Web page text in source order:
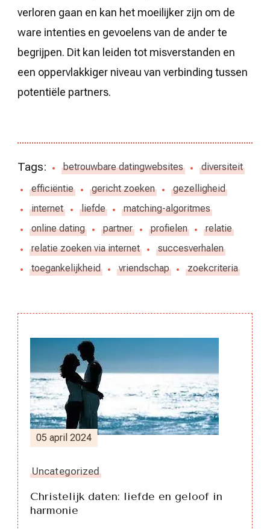
verloren gaan en kan het moeilijker zijn om de
ware intenties en gevoelens van de ander te
begrijpen. Dit kan leiden tot misverstanden en
een oppervlakkiger niveau van verbinding tussen
potentiële partners.
Tags: betrouwbare datingwebsites
diversiteit
efficiëntie
gericht zoeken
gezelligheid
internet
liefde
matching-algoritmes
online dating
partner profielen
relatie
relatie zoeken via internet
succesverhalen
toegankelijkheid
vriendschap zoekcriteria
Berichtnavigatie
05 april 2024
Uncategorized
Christelijk daten: liefde en geloof in
harmonie